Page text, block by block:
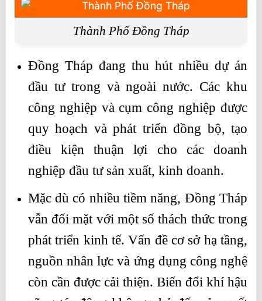
Thành Phố Đồng Tháp
Đồng Tháp đang thu hút nhiều dự án
đầu tư trong và ngoài nước. Các khu
công nghiệp và cụm công nghiệp được
quy hoạch và phát triển đồng bộ, tạo
điều kiện thuận lợi cho các doanh
nghiệp đầu tư sản xuất, kinh doanh.
Mặc dù có nhiều tiềm năng, Đồng Tháp
vẫn đối mặt với một số thách thức trong
phát triển kinh tế. Vấn đề cơ sở hạ tầng,
nguồn nhân lực và ứng dụng công nghệ
còn cần được cải thiện. Biến đổi khí hậu